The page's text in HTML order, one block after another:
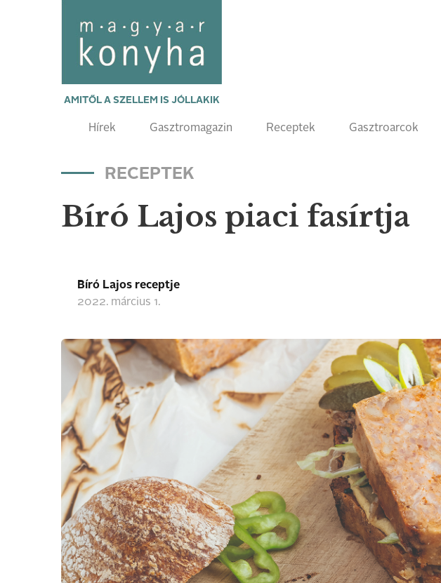
AMITŐL A SZELLEM IS JÓLLAKIK
Hírek Gasztromagazin Receptek Gasztroarcok
RECEPTEK
Bíró Lajos piaci fasírtja
Bíró Lajos receptje
2022. március 1.